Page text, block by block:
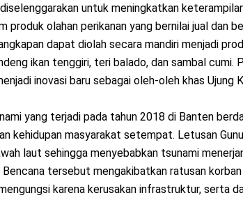
untuk meningkatkan
produk olahan perikanan yang bernilai jual dan
dapat diolah secara mandiri menjadi
ikan tenggiri, teri balado, dan sambal cumi.
inovasi baru sebagai oleh-oleh khas Ujung
yang terjadi pada tahun 2018 di Banten
kehidupan masyarakat setempat. Letusan
laut sehingga menyebabkan tsunami
tersebut mengakibatkan ratusan
karena kerusakan infrastruktur, serta